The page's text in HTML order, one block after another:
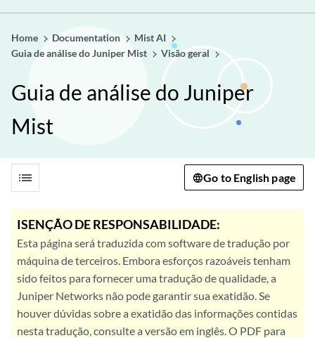
Home Documentation
Mist AI
Guia de análise do Juniper Mist
Visão geral
Guia de análise do Juniper
Mist
list Go to English page
ISENÇÃO DE RESPONSABILIDADE:
Esta página será traduzida com software de tradução por
máquina de terceiros. Embora esforços razoáveis tenham
sido feitos para fornecer uma tradução de qualidade, a
Juniper Networks não pode garantir sua exatidão. Se
houver dúvidas sobre a exatidão das informações contidas
nesta tradução, consulte a versão em inglês. O PDF para